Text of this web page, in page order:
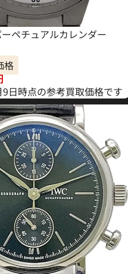
ペチュアルカレンダー
格
日時点の参考買取価格です